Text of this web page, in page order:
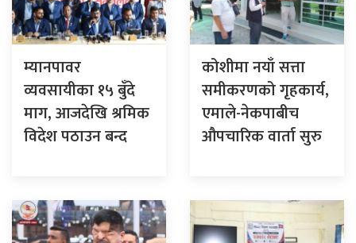
म्यानपावर
व्यवसायीका १५ बुँदे
माग, आजदेखि श्रमिक
विदेश पठाउन बन्द
कोशीमा नयाँ सत्ता
समीकरणको गृहकार्य,
एमाले-नेकपाबीच
औपचारिक वार्ता सुरु